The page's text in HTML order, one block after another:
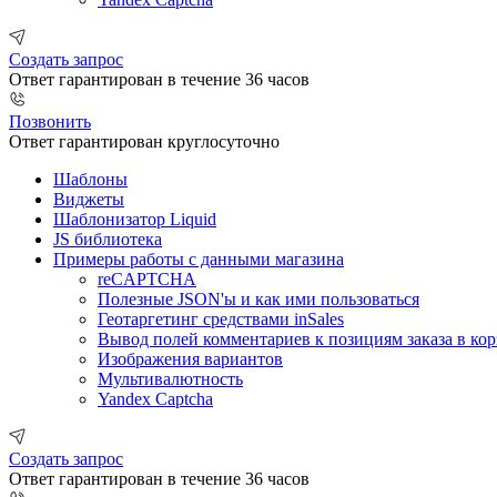
Создать запрос
Ответ гарантирован в течение 36 часов
Позвонить
Ответ гарантирован круглосуточно
Шаблоны
Виджеты
Шаблонизатор Liquid
JS библиотека
Примеры работы с данными магазина
reCAPTCHA
Полезные JSON'ы и как ими пользоваться
Геотаргетинг средствами inSales
Вывод полей комментариев к позициям заказа в
Изображения вариантов
Мультивалютность
Yandex Captcha
Создать запрос
Ответ гарантирован в течение 36 часов